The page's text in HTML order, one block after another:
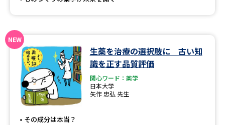
幼稚園教員資格認定試験
高等学校（情報）教員資格認定
大学研究
生薬を治療の選択肢に 古い知
識を正す品質評価
関心ワード：薬学
日本大学
矢作 忠弘 先生
その成分は本当？